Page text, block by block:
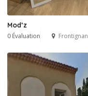
Mod’z
0 Évaluation Frontignan